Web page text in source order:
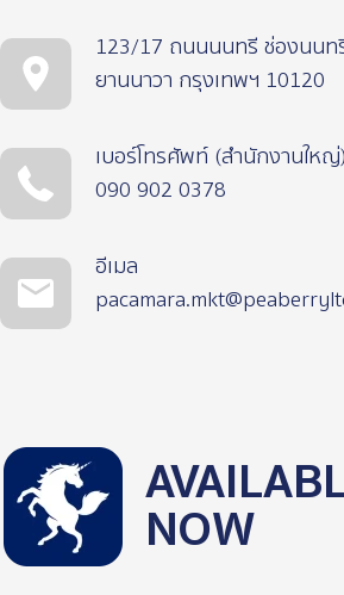
123/17 ถนนนนทรี ช่องนนท
ยานนาวา กรุงเทพฯ 10120
เบอร์โทรศัพท์ (สำนักงานใหญ่)
090 902 0378
อีเมล
NOW